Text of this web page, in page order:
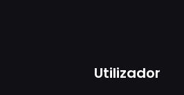
Utilizador